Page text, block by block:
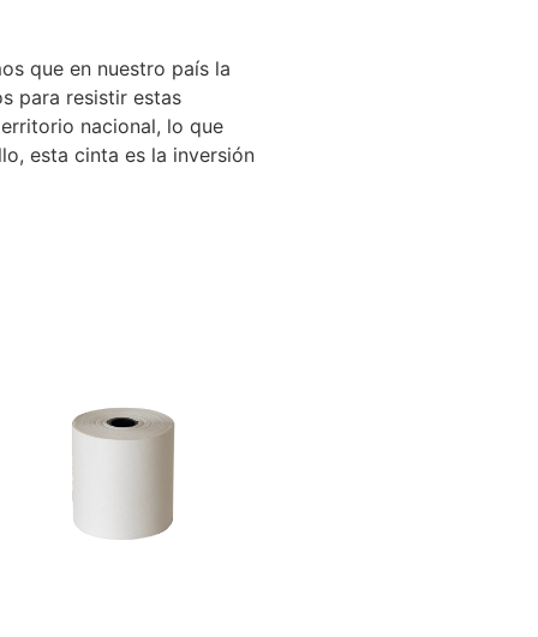
que en nuestro país la
para resistir estas
nacional, lo que
esta cinta es la inversión